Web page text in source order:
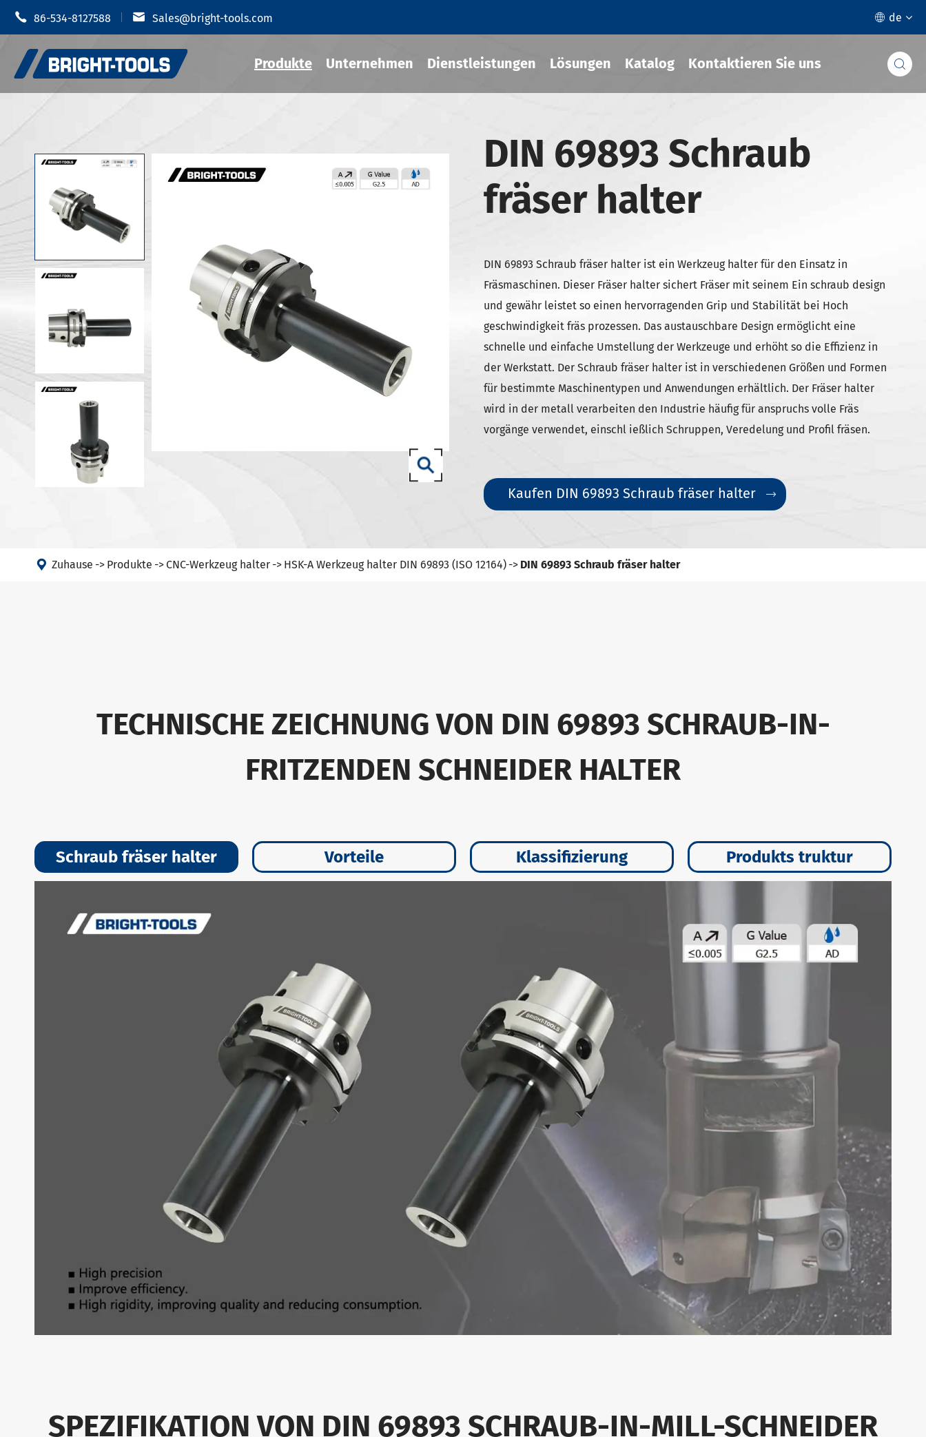
 86-534-8127588  Sales@bright-tools.com  de
Produkte
CNC-Werkzeug halter
Statische und getriebene
Bohr werkzeuge
Anti-Vibration
Werkzeug halter Zubehör
Winkel kopf
Hydraulischer Chuck
JIS B 6339-BBT Werkzeug halter
JIS B 6339-NBT Werkzeug halter
DIN 69871-SK Werkzeug halter
DIN 69871-ISO Werkzeug halter
ANSI B 5.50 SCAT/CAT-Werkzeug halter
HSK-A Werkzeug halter DIN 69893 (ISO
HSK-F Werkzeug halter DIN 69893 (ISO
Unternehmen Dienstleistungen Lösungen Katalog Kontaktieren Sie uns 
DIN 69893 Schraub
fräser halter
DIN 69893 Schraub fräser halter ist ein Werkzeug halter für den Einsatz in
Fräsmaschinen. Dieser Fräser halter sichert Fräser mit seinem Ein schraub design
und gewähr leistet so einen hervorragenden Grip und Stabilität bei Hoch
geschwindigkeit fräs prozessen. Das austauschbare Design ermöglicht eine
schnelle und einfache Umstellung der Werkzeuge und erhöht so die Effizienz in
der Werkstatt. Der Schraub fräser halter ist in verschiedenen Größen und Formen
für bestimmte Maschinentypen und Anwendungen erhältlich. Der Fräser halter
wird in der metall verarbeiten den Industrie häufig für anspruchs volle Fräs
vorgänge verwendet, einschl ießlich Schruppen, Veredelung und Profil fräsen.
Kaufen DIN 69893 Schraub fräser halter 
 Zuhause Produkte CNC-Werkzeug halter HSK-A Werkzeug halter DIN 69893 (ISO 12164) DIN 69893 Schraub fräser halter
TECHNISCHE ZEICHNUNG VON DIN 69893 SCHRAUB-IN-
FRITZENDEN SCHNEIDER HALTER
Schraub fräser halter Vorteile Klassifizierung Produkts truktur
SPEZIFIKATION VON DIN 69893 SCHRAUB-IN-MILL-SCHNEIDER